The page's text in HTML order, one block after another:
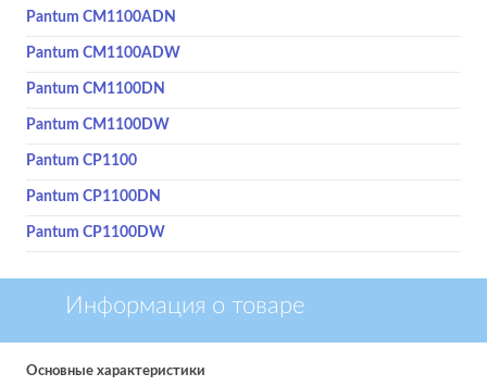
Pantum CM1100ADN
Pantum CM1100ADW
Pantum CM1100DN
Pantum CM1100DW
Pantum CP1100
Pantum CP1100DN
Pantum CP1100DW
Информация о товаре
Основные характеристики